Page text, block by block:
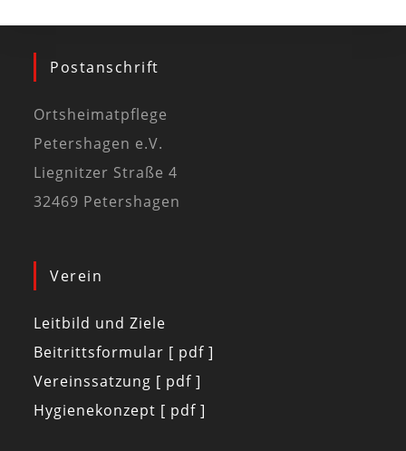
Postanschrift
Ortsheimatpflege
Petershagen e.V.
Liegnitzer Straße 4
32469 Petershagen
Verein
Leitbild und Ziele
Beitrittsformular [ pdf ]
Vereinssatzung [ pdf ]
Hygienekonzept [ pdf ]